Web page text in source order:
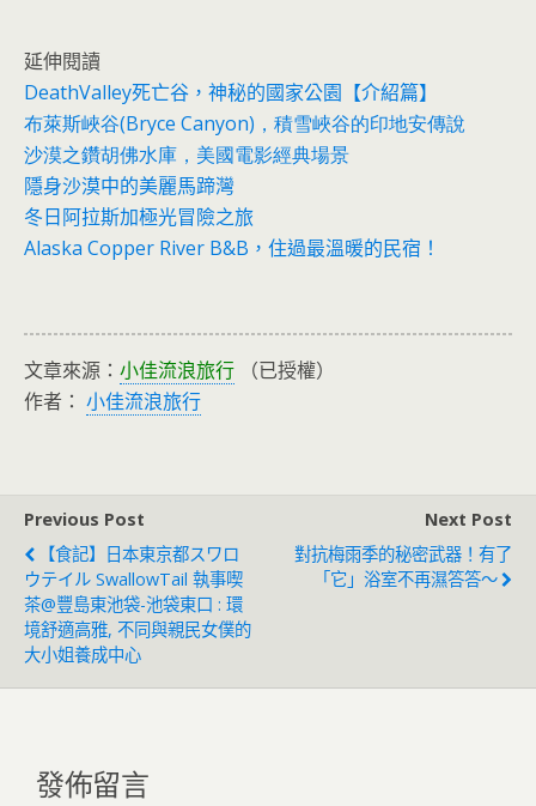
延伸閱讀
DeathValley死亡谷，神秘的國家公園【介紹篇】
布萊斯峽谷(Bryce Canyon)，積雪峽谷的印地安傳說
沙漠之鑽胡佛水庫，美國電影經典場景
隱身沙漠中的美麗馬蹄灣
冬日阿拉斯加極光冒險之旅
Alaska Copper River B&B，住過最溫暖的民宿！
文章來源： 小佳流浪旅行 （已授權）
作者： 小佳流浪旅行
Previous Post
【食記】日本東京都スワロ
ウテイル SwallowTail 執事喫
茶@豐島東池袋-池袋東口 : 環
境舒適高雅, 不同與親民女僕的
大小姐養成中心
Next Post
對抗梅雨季的秘密武器！有了
「它」浴室不再濕答答～
發佈留言